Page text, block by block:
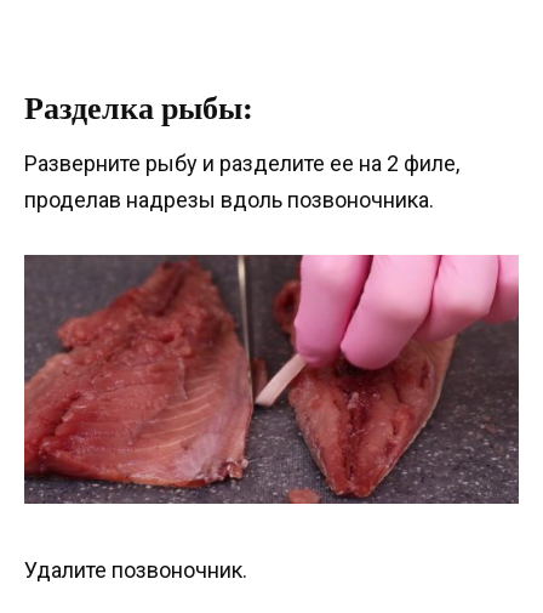
Разделка рыбы:
Разверните рыбу и разделите ее на 2 филе,
проделав надрезы вдоль позвоночника.
Удалите позвоночник.